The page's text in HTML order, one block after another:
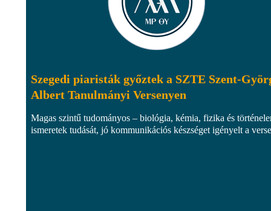
Szegedi piaristák győztek a SZTE Szent-
Albert Tanulmányi Versenyen
Magas szintű tudományos – biológia, kémia, fizika és
ismeretek tudását, jó kommunikációs készséget igényelt a